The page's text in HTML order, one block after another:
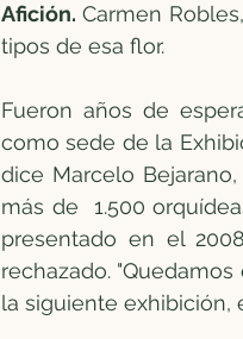
Afición. Carmen
tipos de esa flor.
Fueron años de
como sede de la
dice Marcelo
más de  1.500
presentado en el
rechazado.
la siguiente exhibición,